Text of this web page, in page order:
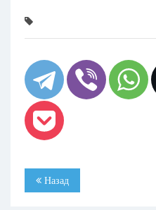
Назад